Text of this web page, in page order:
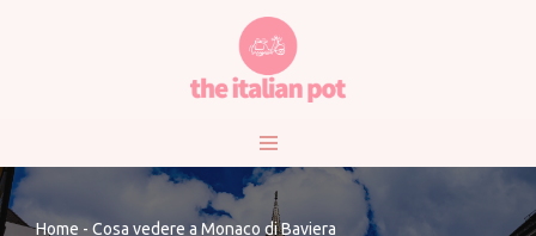
Home - Cosa vedere a Monaco di Baviera